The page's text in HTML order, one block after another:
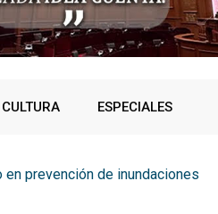
CULTURA ESPECIALES
en prevención de inundaciones